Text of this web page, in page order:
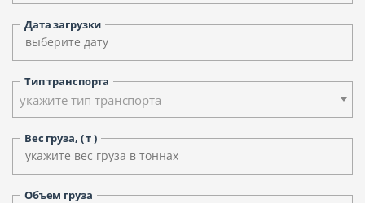
Дата загрузки
Тип транспорта
укажите тип транспорта
Вес груза, ( т )
Объем груза